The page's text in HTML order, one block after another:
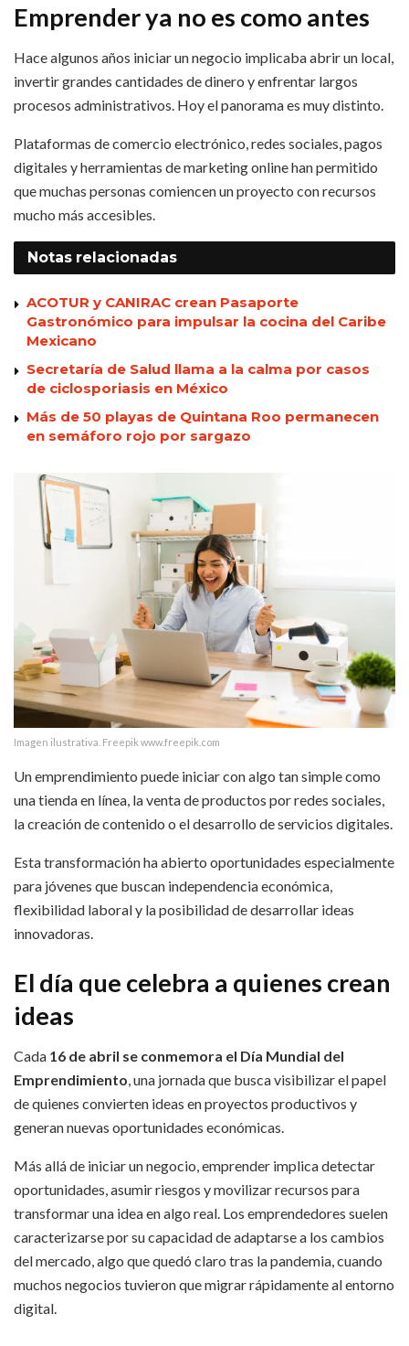
Emprender ya no es como antes
Hace algunos años iniciar un negocio implicaba abrir un local,
invertir grandes cantidades de dinero y enfrentar largos
procesos administrativos. Hoy el panorama es muy distinto.
Plataformas de comercio electrónico, redes sociales, pagos
digitales y herramientas de marketing online han permitido
que muchas personas comiencen un proyecto con recursos
mucho más accesibles.
Notas relacionadas
ACOTUR y CANIRAC crean Pasaporte
Gastronómico para impulsar la cocina del Caribe
Mexicano
Secretaría de Salud llama a la calma por casos
de ciclosporiasis en México
Más de 50 playas de Quintana Roo permanecen
en semáforo rojo por sargazo
Imagen ilustrativa. Freepik www.freepik.com
Un emprendimiento puede iniciar con algo tan simple como
una tienda en línea, la venta de productos por redes sociales,
la creación de contenido o el desarrollo de servicios digitales.
Esta transformación ha abierto oportunidades especialmente
para jóvenes que buscan independencia económica,
flexibilidad laboral y la posibilidad de desarrollar ideas
innovadoras.
El día que celebra a quienes crean
ideas
Cada 16 de abril se conmemora el Día Mundial del
Emprendimiento, una jornada que busca visibilizar el papel
de quienes convierten ideas en proyectos productivos y
generan nuevas oportunidades económicas.
Más allá de iniciar un negocio, emprender implica detectar
oportunidades, asumir riesgos y movilizar recursos para
transformar una idea en algo real. Los emprendedores suelen
caracterizarse por su capacidad de adaptarse a los cambios
del mercado, algo que quedó claro tras la pandemia, cuando
muchos negocios tuvieron que migrar rápidamente al entorno
digital.